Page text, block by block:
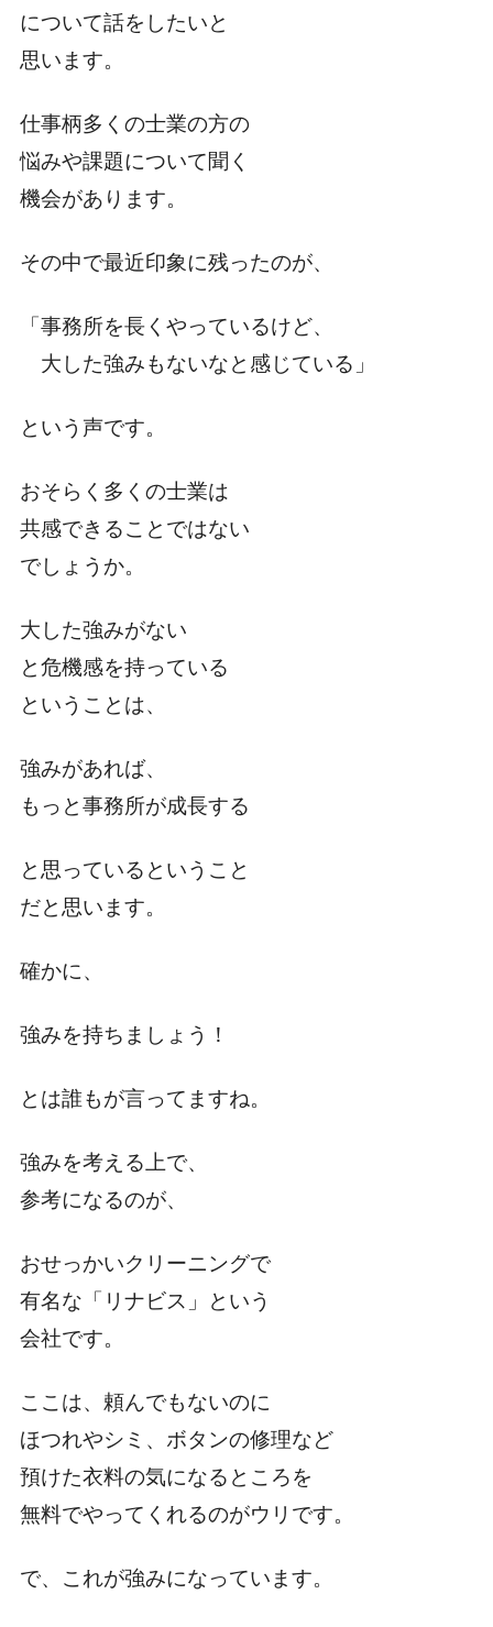
について話をしたいと
思います。
仕事柄多くの士業の方の
悩みや課題について聞く
機会があります。
その中で最近印象に残ったのが、
「事務所を長くやっているけど、
大した強みもないなと感じている」
という声です。
おそらく多くの士業は
共感できることではない
でしょうか。
大した強みがない
と危機感を持っている
ということは、
強みがあれば、
もっと事務所が成長する
と思っているということ
だと思います。
確かに、
強みを持ちましょう！
とは誰もが言ってますね。
強みを考える上で、
参考になるのが、
おせっかいクリーニングで
有名な「リナビス」という
会社です。
ここは、頼んでもないのに
ほつれやシミ、ボタンの修理など
預けた衣料の気になるところを
無料でやってくれるのがウリです。
で、これが強みになっています。